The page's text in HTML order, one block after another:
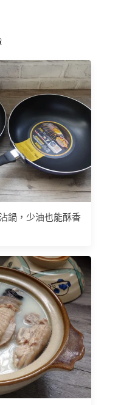
鍋，少油也能酥香